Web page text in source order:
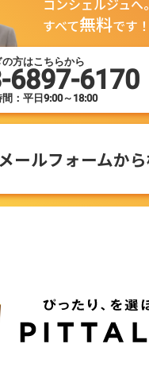
コンシェルジュへ。
すべて無料です！
の方はこちらから
6897-6170
：平日9:00～18:00
メールフォームか